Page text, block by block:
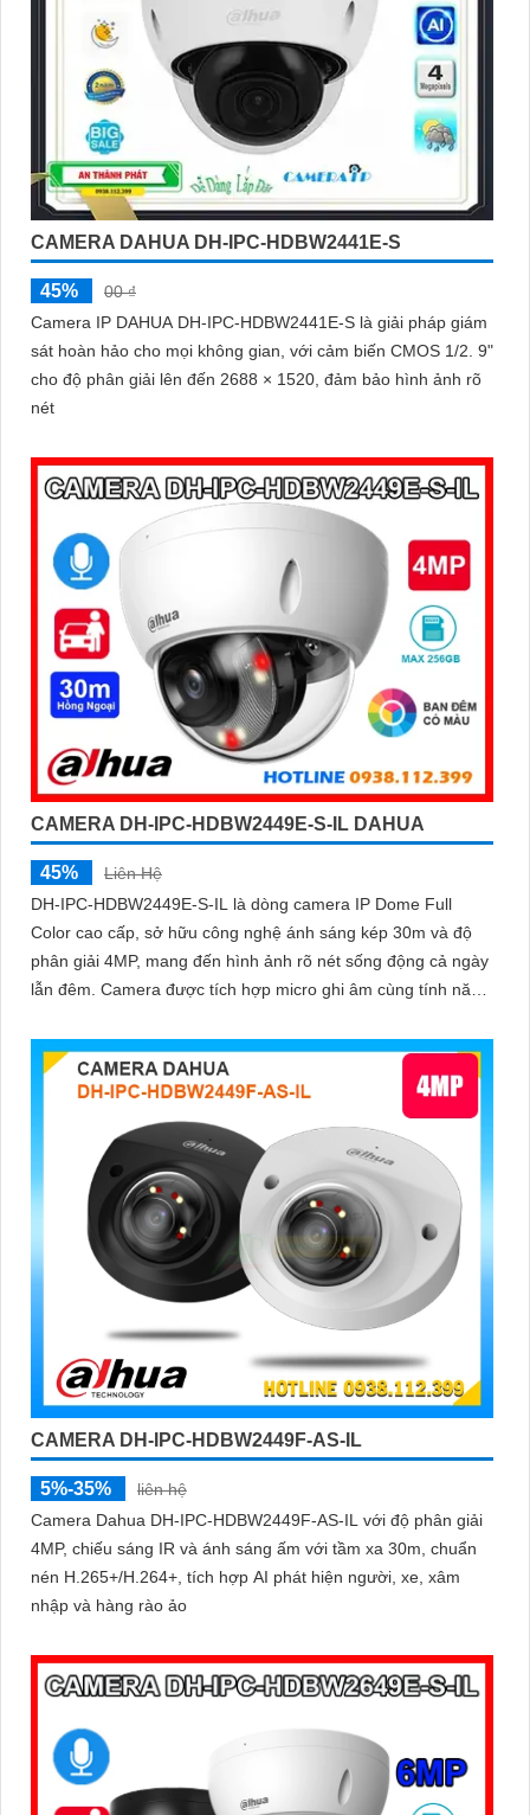
CAMERA DAHUA DH-IPC-HDBW2441E-S
45%
00 ₫
Camera IP DAHUA DH-IPC-HDBW2441E-S là giải pháp giám
sát hoàn hảo cho mọi không gian, với cảm biến CMOS 1/2. 9"
cho độ phân giải lên đến 2688 × 1520, đảm bảo hình ảnh rõ
nét
CAMERA DH-IPC-HDBW2449E-S-IL DAHUA
45%
Liên Hệ
DH-IPC-HDBW2449E-S-IL là dòng camera IP Dome Full
Color cao cấp, sở hữu công nghệ ánh sáng kép 30m và độ
phân giải 4MP, mang đến hình ảnh rõ nét sống động cả ngày
lẫn đêm. Camera được tích hợp micro ghi âm cùng tính năng
quả
CAMERA DH-IPC-HDBW2449F-AS-IL
5%-35%
liên hệ
Camera Dahua DH-IPC-HDBW2449F-AS-IL với độ phân giải
4MP, chiếu sáng IR và ánh sáng ấm với tầm xa 30m, chuẩn
nén H.265+/H.264+, tích hợp AI phát hiện người, xe, xâm
nhập và hàng rào ảo